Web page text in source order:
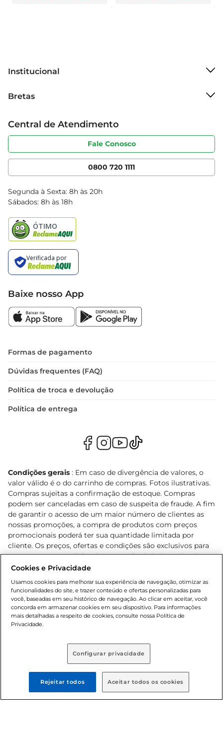
Institucional
Grupo Cencosud
Sobre privacidade
Portal do fornecedor
Cencosud Media
Bretas
Produtos Bretas
Código de ética
Serviços
Clube Bretas
Blog Bretas
Black Friday
Central de Atendimento
Fale Conosco
0800 720 1111
Segunda à Sexta: 8h às 20h
Sábados: 8h às 18h
Baixe nosso App
Formas de pagamento
Dúvidas frequentes (FAQ)
Política de troca e devolução
Política de entrega
Condições gerais : Em caso de divergência de valores, o
valor válido é o do carrinho de compras. Fotos ilustrativas.
Compras sujeitas a confirmação de estoque. Compras
podem ser canceladas em caso de suspeita de fraude. A fim
de garantir o acesso de um maior número de clientes as
nossas promoções, a compra de produtos com preços
promocionais poderá ter sua quantidade limitada por
cliente. Os preços, ofertas e condições são exclusivos para
o e-commerce e válidos durante o dia de hoje, podendo
sofrer alterações sem prévia notificação. Proibida a venda
Lei n.º 8069/90, art. 81, inciso II (Estatuto da Criança e do
Adolescente). Preços e condições exclusivos para o
www.bretas.com.br, podendo sofrer alterações sem aviso
prévio. O valor mínimo para as compras on-line é de R$
80,00.
© 2025 Copyright. Todos os direitos
reservados Bretas.
Cookies e Privacidade
Usamos cookies para melhorar sua experiência de navegação, otimizar as
funcionalidades do site, e trazer conteúdo e ofertas personalizadas para
você, baseadas em seu histórico de navegação. Ao clicar em aceitar, você
concorda em armazenar cookies em seu dispositivo. Para informações
mais detalhadas a respeito de cookies, consulte nossa Política de
Privacidade.
Configurar privacidade
Rejeitar todos Aceitar todos os cookies